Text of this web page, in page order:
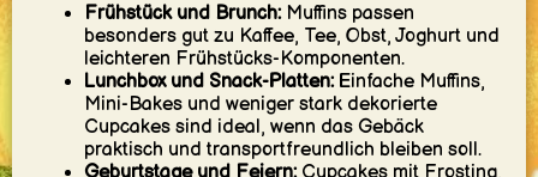
Frühstück und Brunch:Muffins passen
besonders gut zu Kaffee, Tee, Obst, Joghurt und
leichteren Frühstücks-Komponenten.
Lunchbox und Snack-Platten:Einfache Muffins,
Mini-Bakes und weniger stark dekorierte
Cupcakes sind ideal, wenn das Gebäck
praktisch und transportfreundlich bleiben soll.